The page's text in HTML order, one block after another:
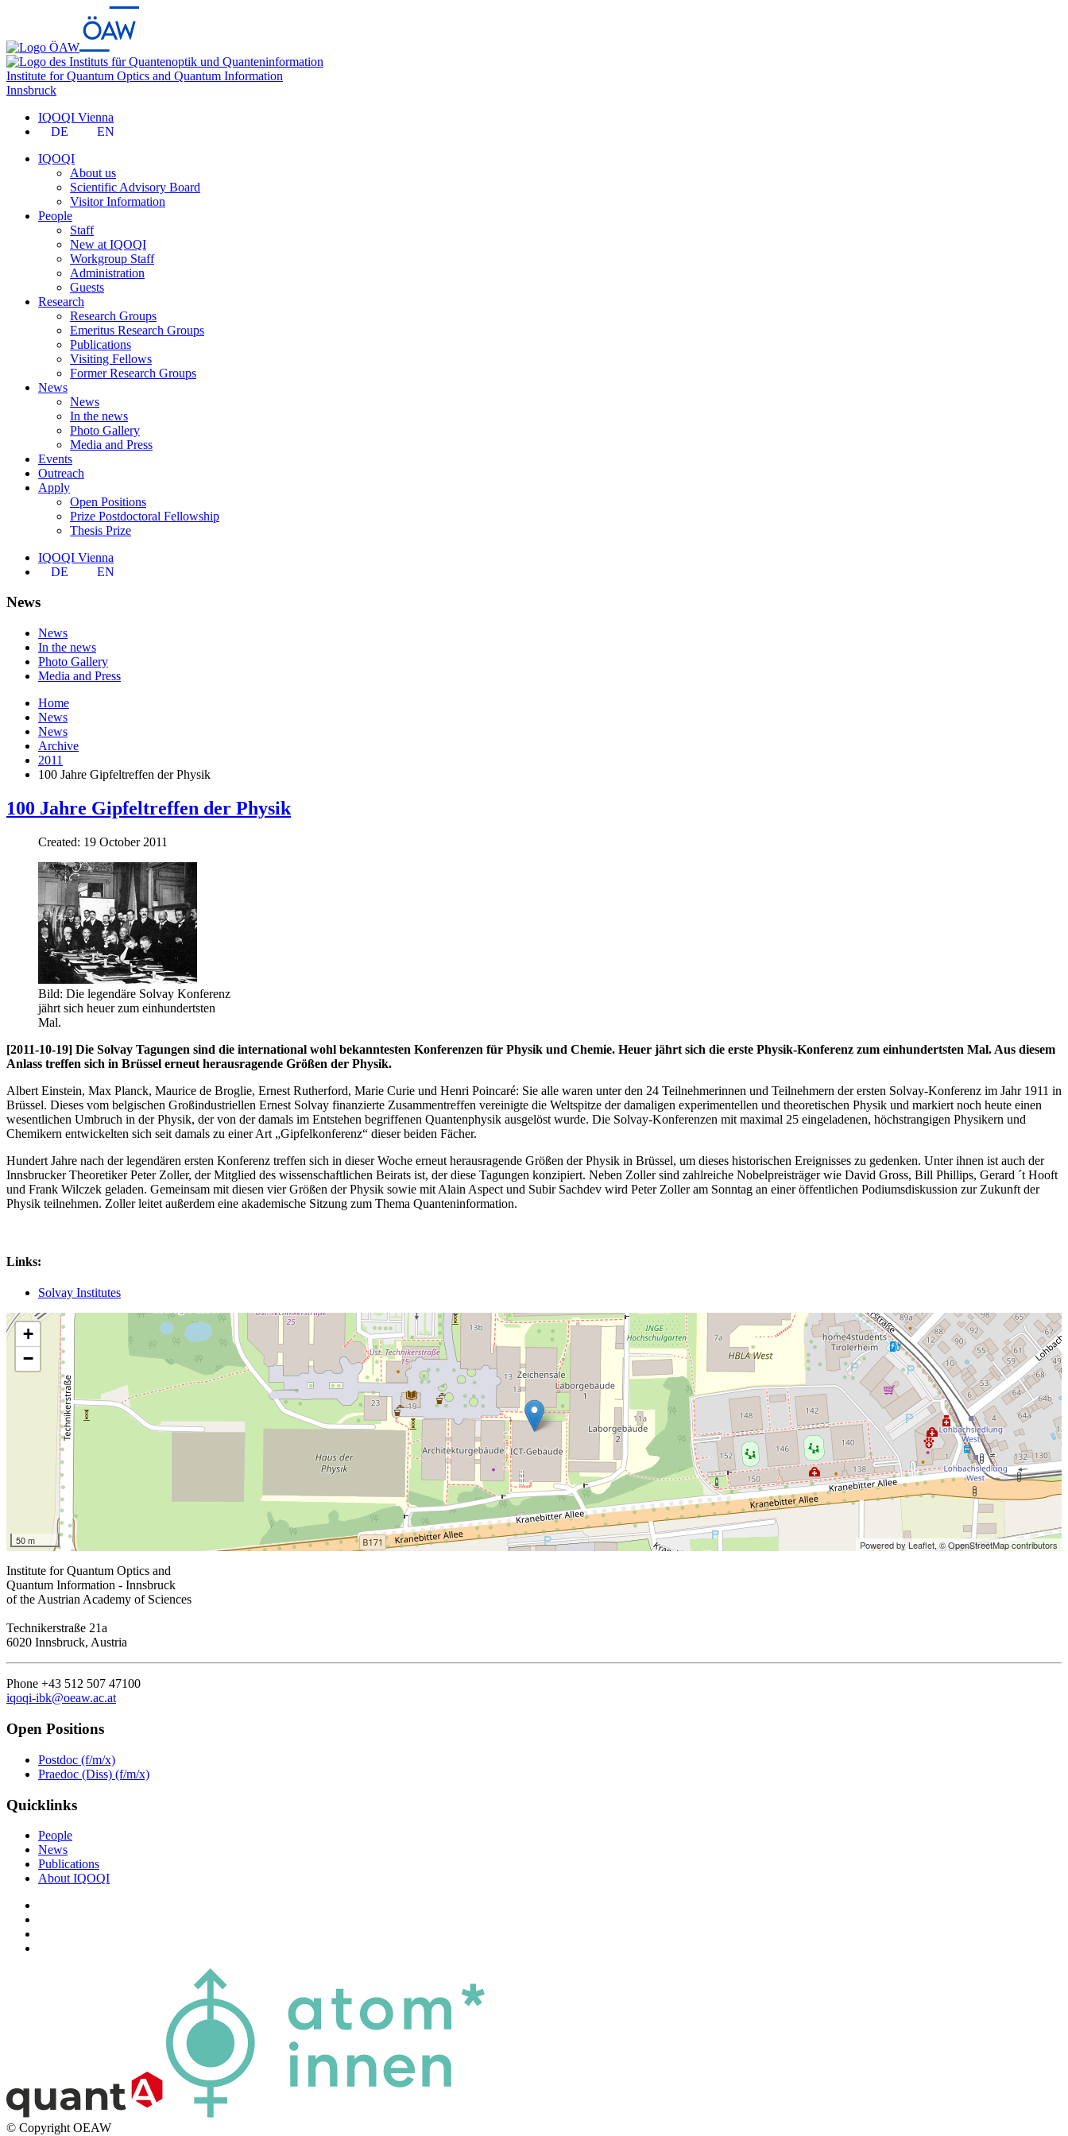
Institute for Quantum Optics and Quantum Information
Innsbruck
IQOQI Vienna
DE
EN
IQOQI
About us
Scientific Advisory Board
Visitor Information
People
Staff
New at IQOQI
Workgroup Staff
Administration
Guests
Research
Research Groups
Emeritus Research Groups
Publications
Visiting Fellows
Former Research Groups
News
News
In the news
Photo Gallery
Media and Press
Events
Outreach
Apply
Open Positions
Prize Postdoctoral Fellowship
Thesis Prize
IQOQI Vienna
DE
EN
News
News
In the news
Photo Gallery
Media and Press
Home
News
News
Archive
2011
100 Jahre Gipfeltreffen der Physik
100 Jahre Gipfeltreffen der Physik
Created: 19 October 2011
Bild: Die legendäre Solvay Konferenz
jährt sich heuer zum einhundertsten
Mal.
[2011-10-19] Die Solvay Tagungen sind die international wohl bekanntesten Konferenzen für Physik und Chemie. Heuer jährt sich die erste Physik-Konferenz zum einhundertsten Mal. Aus diesem
Anlass treffen sich in Brüssel erneut herausragende Größen der Physik.
Albert Einstein, Max Planck, Maurice de Broglie, Ernest Rutherford, Marie Curie und Henri Poincaré: Sie alle waren unter den 24 Teilnehmerinnen und Teilnehmern der ersten Solvay-Konferenz im Jahr 1911 in
Brüssel. Dieses vom belgischen Großindustriellen Ernest Solvay finanzierte Zusammentreffen vereinigte die Weltspitze der damaligen experimentellen und theoretischen Physik und markiert noch heute einen
wesentlichen Umbruch in der Physik, der von der damals im Entstehen begriffenen Quantenphysik ausgelöst wurde. Die Solvay-Konferenzen mit maximal 25 eingeladenen, höchstrangigen Physikern und
Chemikern entwickelten sich seit damals zu einer Art „Gipfelkonferenz“ dieser beiden Fächer.
Hundert Jahre nach der legendären ersten Konferenz treffen sich in dieser Woche erneut herausragende Größen der Physik in Brüssel, um dieses historischen Ereignisses zu gedenken. Unter ihnen ist auch der
Innsbrucker Theoretiker Peter Zoller, der Mitglied des wissenschaftlichen Beirats ist, der diese Tagungen konzipiert. Neben Zoller sind zahlreiche Nobelpreisträger wie David Gross, Bill Phillips, Gerard ´t Hooft
und Frank Wilczek geladen. Gemeinsam mit diesen vier Größen der Physik sowie mit Alain Aspect und Subir Sachdev wird Peter Zoller am Sonntag an einer öffentlichen Podiumsdiskussion zur Zukunft der
Physik teilnehmen. Zoller leitet außerdem eine akademische Sitzung zum Thema Quanteninformation.
Links:
Solvay Institutes
+
−
50 m Powered by Leaflet,© OpenStreetMap contributors
Institute for Quantum Optics and
Quantum Information - Innsbruck
of the Austrian Academy of Sciences
Technikerstraße 21a
6020 Innsbruck, Austria
Phone +43 512 507 47100
iqoqi-ibk@oeaw.ac.at
Open Positions
Postdoc (f/m/x)
Praedoc (Diss) (f/m/x)
Quicklinks
People
News
Publications
About IQOQI
© Copyright OEAW